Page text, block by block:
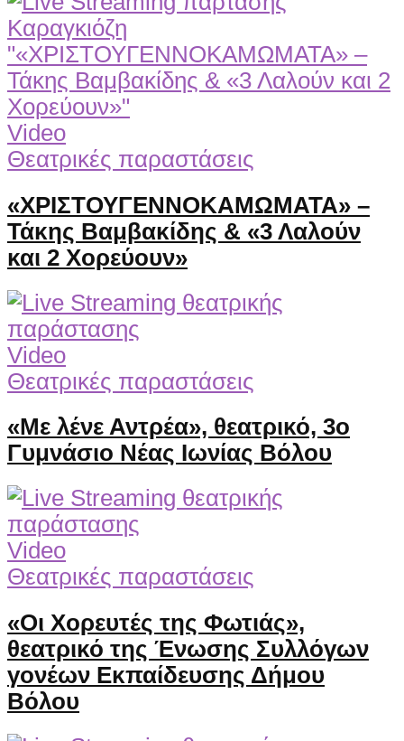
Video
Θεατρικές παραστάσεις
«ΧΡΙΣΤΟΥΓΕΝΝΟΚΑΜΩΜΑΤΑ» –
Τάκης Βαμβακίδης & «3 Λαλούν
και 2 Χορεύουν»
Video
Θεατρικές παραστάσεις
«Με λένε Αντρέα», θεατρικό, 3ο
Γυμνάσιο Νέας Ιωνίας Βόλου
Video
Θεατρικές παραστάσεις
«Οι Χορευτές της Φωτιάς»,
θεατρικό της Ένωσης Συλλόγων
γονέων Εκπαίδευσης Δήμου
Βόλου